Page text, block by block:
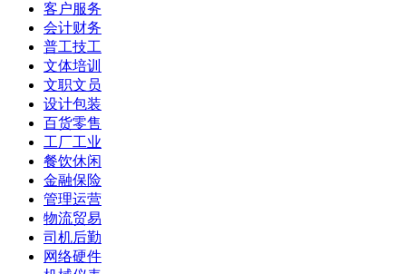
客户服务
会计财务
普工技工
文体培训
文职文员
设计包装
百货零售
工厂工业
餐饮休闲
金融保险
管理运营
物流贸易
司机后勤
网络硬件